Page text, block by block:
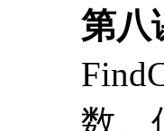
第八
数。